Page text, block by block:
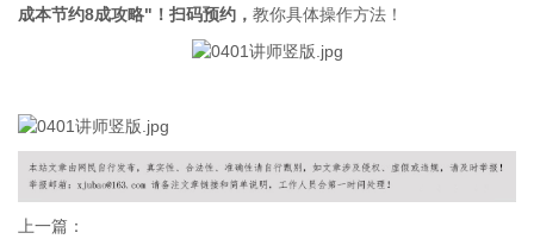
成本节约8成攻略"！扫码预约， 教你具体操作方法！
上一篇：